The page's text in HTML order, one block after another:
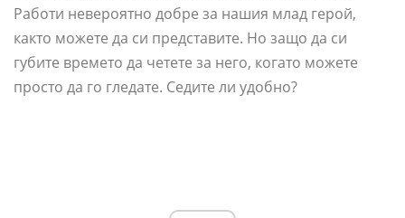
Работи невероятно добре за нашия млад герой,
както можете да си представите. Но защо да си
губите времето да четете за него, когато можете
просто да го гледате. Седите ли удобно?